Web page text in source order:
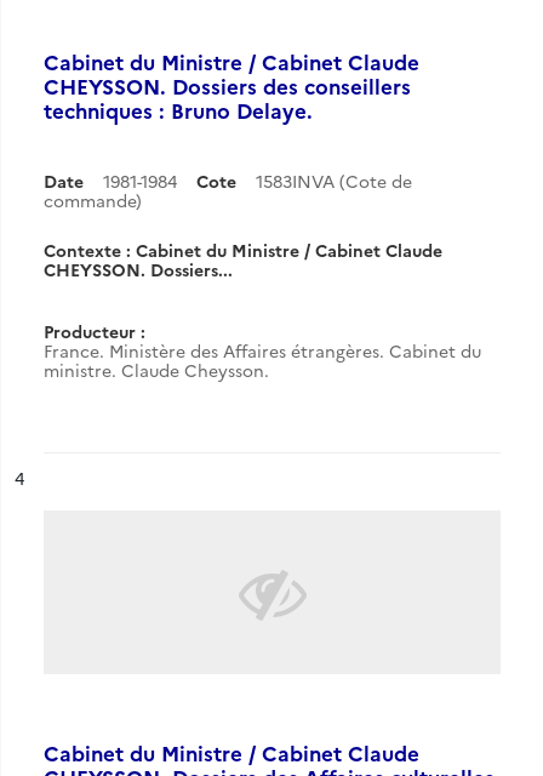
Cabinet du Ministre / Cabinet Claude
CHEYSSON. Dossiers des conseillers
techniques : Bruno Delaye.
Date 1981-1984 Cote
1583INVA (Cote de
commande)
Contexte : Cabinet du Ministre / Cabinet Claude
CHEYSSON. Dossiers...
Producteur :
France. Ministère des Affaires étrangères. Cabinet du
ministre. Claude Cheysson.
n°
4
Cabinet du Ministre / Cabinet Claude